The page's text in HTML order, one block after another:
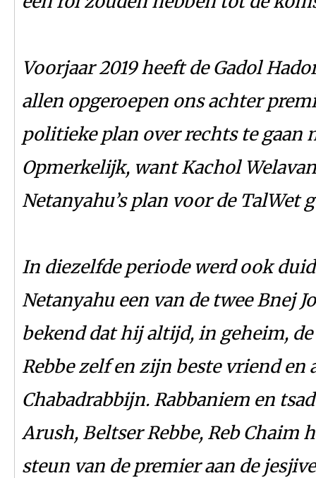
Voorjaar 2019 heeft de Gadol
allen opgeroepen ons achter
politieke plan over rechts te gaan
Opmerkelijk, want Kachol
Netanyahu’s plan voor de TalWet
In diezelfde periode werd ook
Netanyahu een van de twee Bnej
bekend dat hij altijd, in geheim,
Rebbe zelf en zijn beste vriend en
Chabadrabbijn. Rabbaniem en
Arush, Beltser Rebbe, Reb Chaim
steun van de premier aan de